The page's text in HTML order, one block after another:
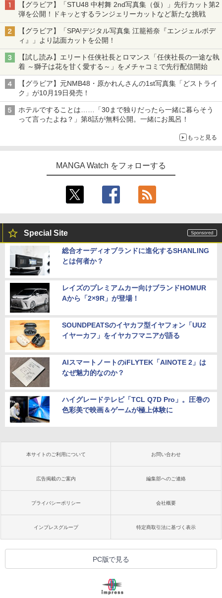
【グラビア】「STU48 中村舞 2nd写真集（仮）」先行カット第2
弾を公開！ドキッとするランジェリーカットなど新たな挑戦
【グラビア】「SPA!デジタル写真集 江籠裕奈『エンジェルボデ
ィ』」より誌面カットを公開！
【試し読み】エリート任侠社長とロマンス「任侠社長の一途な執
着 ～獅子は花を甘く愛する～」をメチャコミで先行配信開始
【グラビア】元NMB48・原かれんさんの1st写真集「どストライ
ク」が10月19日発売！
ホテルですることは……「30まで独りだったら一緒に暮らそう
って言ったよね？」第8話が無料公開。一緒にお風呂！
もっと見る
MANGA Watch をフォローする
Special Site
総合オーディオブランドに進化するSHANLING
とは何者か？
レイズのプレミアムカー向けブランドHOMUR
Aから「2×9R」が登場！
SOUNDPEATSのイヤカフ型イヤフォン「UU2
イヤーカフ」をイヤカフマニアが語る
AIスマートノートのiFLYTEK「AINOTE 2」は
なぜ魅力的なのか？
ハイグレードテレビ「TCL Q7D Pro」。圧巻の
色彩美で映画＆ゲームが極上体験に
本サイトのご利用について お問い合わせ
広告掲載のご案内 編集部へのご連絡
プライバシーポリシー 会社概要
インプレスグループ 特定商取引法に基づく表示
PC版で見る